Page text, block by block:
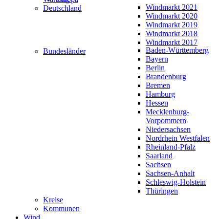
Deutschland
Windmarkt 2021
Windmarkt 2020
Windmarkt 2019
Windmarkt 2018
Windmarkt 2017
Bundesländer
Baden-Württemberg
Bayern
Berlin
Brandenburg
Bremen
Hamburg
Hessen
Mecklenburg-
Vorpommern
Niedersachsen
Nordrhein Westfalen
Rheinland-Pfalz
Saarland
Sachsen
Sachsen-Anhalt
Schleswig-Holstein
Thüringen
Kreise
Kommunen
Wind